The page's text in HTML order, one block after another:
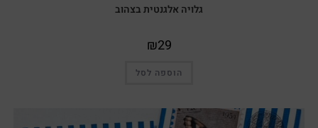
גלויה אלגנטית בצהוב
₪29
הוספה לסל